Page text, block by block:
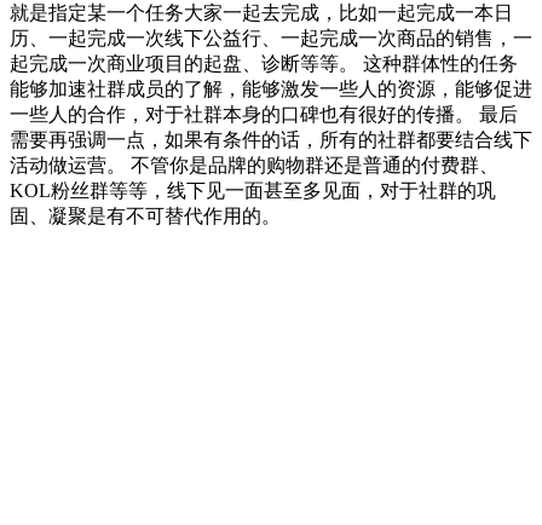
就是指定某一个任务大家一起去完成，比如一起完成一本日
历、一起完成一次线下公益行、一起完成一次商品的销售，一
起完成一次商业项目的起盘、诊断等等。 这种群体性的任务
能够加速社群成员的了解，能够激发一些人的资源，能够促进
一些人的合作，对于社群本身的口碑也有很好的传播。 最后
需要再强调一点，如果有条件的话，所有的社群都要结合线下
活动做运营。 不管你是品牌的购物群还是普通的付费群、
KOL粉丝群等等，线下见一面甚至多见面，对于社群的巩
固、凝聚是有不可替代作用的。